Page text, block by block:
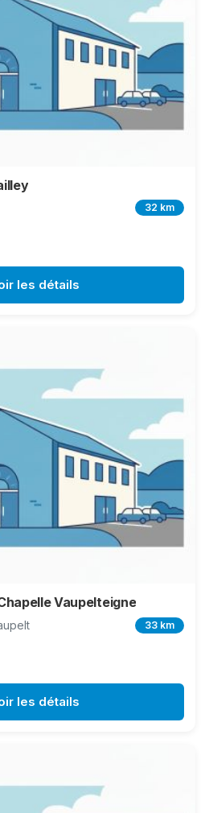
32 km
les détails
Vaupelteigne
33 km
les détails